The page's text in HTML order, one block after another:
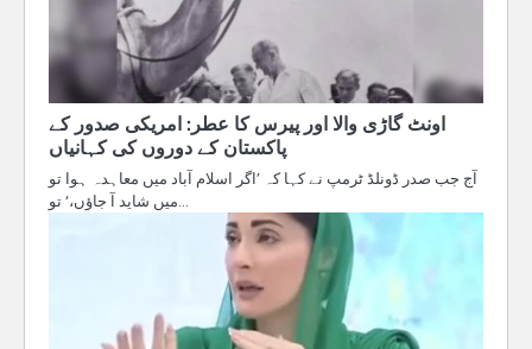
اونٹ گاڑی والا اور پیرس کا عطر: امریکی صدور کے
پاکستان کے دوروں کی کہانیاں
آج جب صدر ڈونلڈ ٹرمپ نے کہا کہ ’اگر اسلام آباد میں معاہدہ ہوا تو
میں شاید آ جاؤں،‘ تو…